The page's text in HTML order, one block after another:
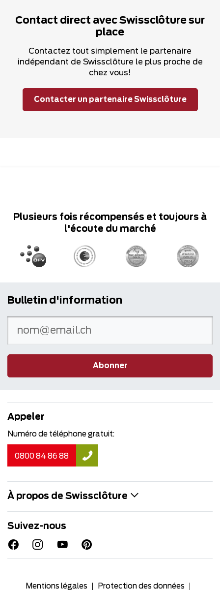
Contact direct avec Swissclôture sur
place
Contactez tout simplement le partenaire
indépendant de Swissclôture le plus proche de
chez vous!
Contacter un partenaire Swissclôture
Plusieurs fois récompensés et toujours à
l'écoute du marché
Bulletin d'information
Abonner
Appeler
Numéro de téléphone gratuit:
0800 84 86 88
À propos de Swissclôture
Suivez-nous
Mentions légales Protection des données